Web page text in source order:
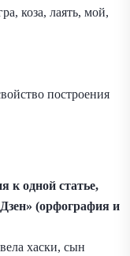
коза, лаять, мой,
построения
к одной статье,
(орфография и
хаски, сын